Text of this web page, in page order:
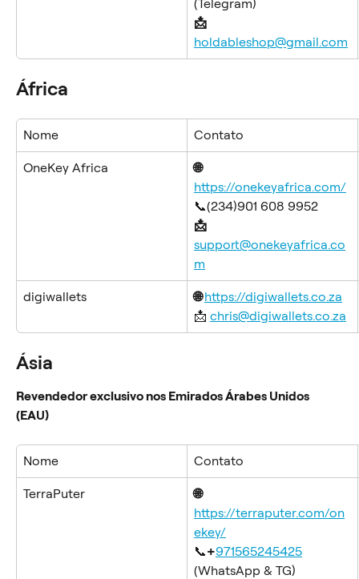
(Telegram)
📩
holdableshop@gmail.com
África
Nome Contato
OneKey Africa
🌐
https://onekeyafrica.com/
📞(234)901 608 9952
📩
support@onekeyafrica.co
m
digiwallets 🌐 https://digiwallets.co.za
📩 chris@digiwallets.co.za
Ásia
Revendedor exclusivo nos Emirados Árabes Unidos
(EAU)
Nome Contato
TerraPuter
🌐
https://terraputer.com/on
ekey/
📞+971565245425
(WhatsApp & TG)